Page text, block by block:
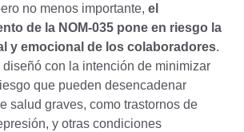
no menos importante, el
de la NOM-035 pone en riesgo la
y emocional de los colaboradores.
diseñó con la intención de minimizar
que pueden desencadenar
salud graves, como trastornos de
y otras condiciones